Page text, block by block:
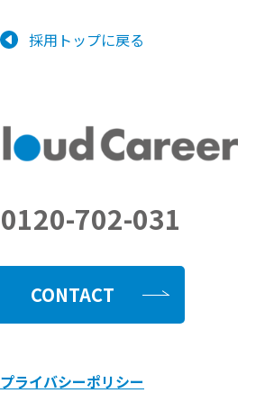
採用トップに戻る
0120-702-031
CONTACT
プライバシーポリシー